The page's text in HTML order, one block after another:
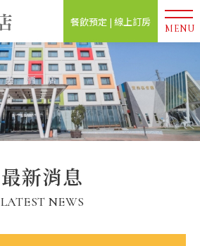
最新消息
LATEST NEWS
餐飲預定 | 線上訂房
MENU